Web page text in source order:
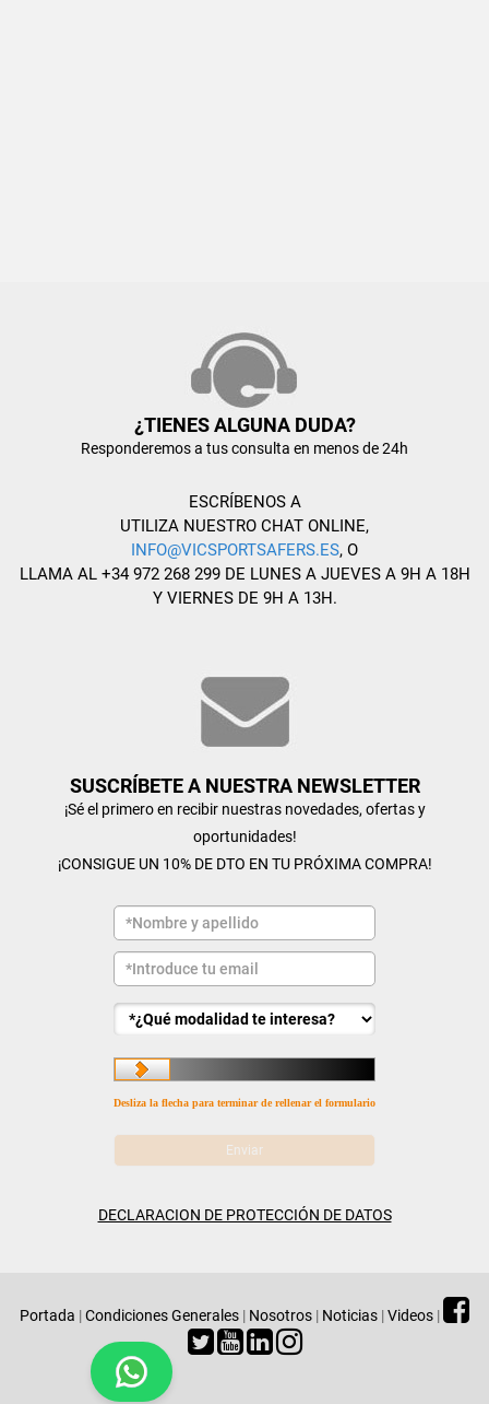
¿TIENES ALGUNA DUDA?
Responderemos a tus consulta en menos de 24h
ESCRÍBENOS A
UTILIZA NUESTRO CHAT ONLINE,
INFO@VICSPORTSAFERS.ES, O
LLAMA AL +34 972 268 299 DE LUNES A JUEVES A 9H A 18H
Y VIERNES DE 9H A 13H.
SUSCRÍBETE A NUESTRA NEWSLETTER
¡Sé el primero en recibir nuestras novedades, ofertas y
oportunidades!
¡CONSIGUE UN 10% DE DTO EN TU PRÓXIMA COMPRA!
Desliza la flecha para terminar de rellenar el formulario
DECLARACION DE PROTECCIÓN DE DATOS
Portada |Condiciones Generales | Nosotros | Noticias |Videos |